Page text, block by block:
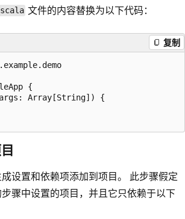
文件的内容替换为以下代码：
复制
{
Array[String]) {
设置和依赖项添加到项目。 此步骤假定
骤中设置的项目，并且它只依赖于以下